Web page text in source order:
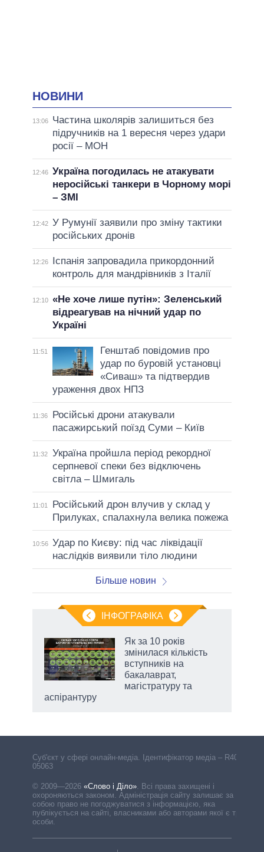
НОВИНИ
13:06
Частина школярів залишиться без
підручників на 1 вересня через удари
росії – МОН
12:46 Україна погодилась не атакувати
неросійські танкери в Чорному морі
– ЗМІ
12:42 У Румунії заявили про зміну тактики
російських дронів
12:26
Іспанія запровадила прикордонний
контроль для мандрівників з Італії
12:10 «Не хоче лише путін»: Зеленський
відреагував на нічний удар по
Україні
11:51
Генштаб повідомив про
удар по буровій установці
«Сиваш» та підтвердив
ураження двох НПЗ
11:36
Російські дрони атакували
пасажирський поїзд Суми – Київ
11:32
Україна пройшла період рекордної
серпневої спеки без відключень
світла – Шмигаль
11:01
Російський дрон влучив у склад у
Прилуках, спалахнула велика пожежа
10:56 Удар по Києву: під час ліквідації
наслідків виявили тіло людини
Більше новин
ІНФОГРАФІКА
Як за 10 років
змінилася кількість
вступників на
бакалаврат,
магістратуру та
аспірантуру
Cуб'єкт у сфері онлайн-медіа. Ідентифікатор медіа – R40-
05063
© 2009—2026 «Слово і Діло». Всі права захищені і
охороняються законом. Адміністрація сайту залишає за
собою право не погоджуватися з інформацією, яка
публікується на сайті, власниками або авторами якої є треті
особи.